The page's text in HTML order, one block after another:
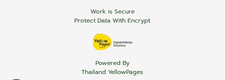
Work is Secure
Protect Data With Encrypt
Powered By
Thailand YellowPages